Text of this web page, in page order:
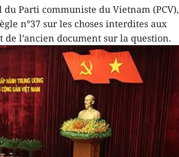
Parti communiste du Vietnam (PCV),
n°37 sur les choses interdites aux
de l’ancien document sur la question.